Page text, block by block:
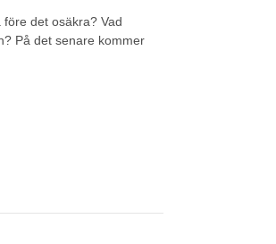
det osäkra? Vad
På det senare kommer